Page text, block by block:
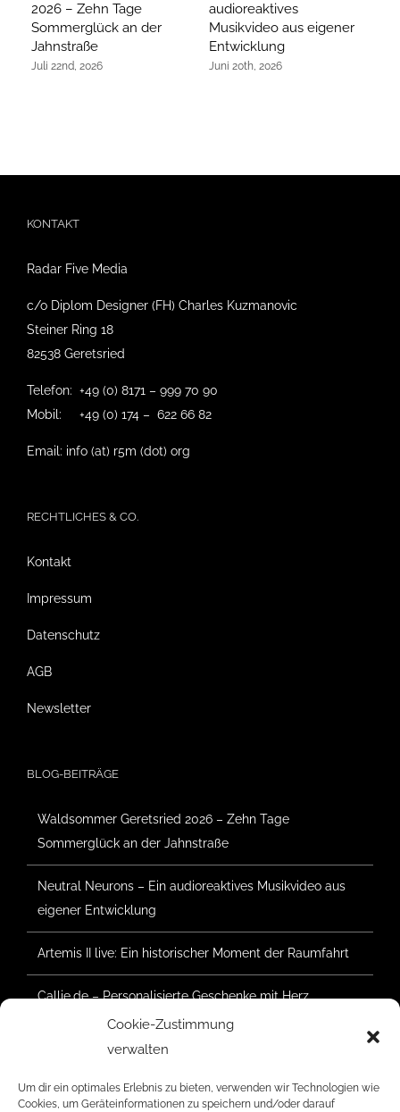
Cookie-Zustimmung
verwalten
Um dir ein optimales Erlebnis zu bieten, verwenden wir Technologien wie
Cookies, um Geräteinformationen zu speichern und/oder darauf
2026 – Zehn Tage
Sommerglück an der
Jahnstraße
Juli 22nd, 2026
audioreaktives
Musikvideo aus eigener
Entwicklung
Juni 20th, 2026
KONTAKT
Radar Five Media
c/o Diplom Designer (FH) Charles Kuzmanovic
Steiner Ring 18
82538 Geretsried
Telefon: +49 (0) 8171 – 999 70 90
Mobil: +49 (0) 174 – 622 66 82
Email: info (at) r5m (dot) org
RECHTLICHES & CO.
Kontakt
Impressum
Datenschutz
AGB
Newsletter
BLOG-BEITRÄGE
Waldsommer Geretsried 2026 – Zehn Tage
Sommerglück an der Jahnstraße
Neutral Neurons – Ein audioreaktives Musikvideo aus
eigener Entwicklung
Artemis II live: Ein historischer Moment der Raumfahrt
Callie.de – Personalisierte Geschenke mit Herz